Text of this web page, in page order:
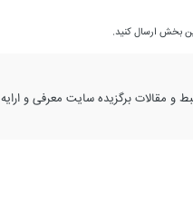
بخش ارسال کنید.
و مقالات برگزیده سایت معرفی و ارایه